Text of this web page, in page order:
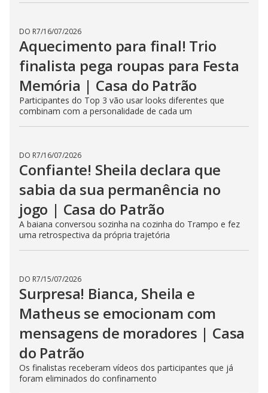
DO R7/16/07/2026
Aquecimento para final! Trio
finalista pega roupas para Festa
Memória | Casa do Patrão
Participantes do Top 3 vão usar looks diferentes que
combinam com a personalidade de cada um
DO R7/16/07/2026
Confiante! Sheila declara que
sabia da sua permanência no
jogo | Casa do Patrão
A baiana conversou sozinha na cozinha do Trampo e fez
uma retrospectiva da própria trajetória
DO R7/15/07/2026
Surpresa! Bianca, Sheila e
Matheus se emocionam com
mensagens de moradores | Casa
do Patrão
Os finalistas receberam vídeos dos participantes que já
foram eliminados do confinamento